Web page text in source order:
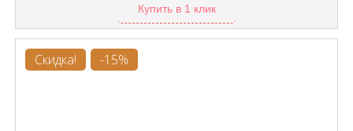
Купить в 1 клик
Скидка! -15%